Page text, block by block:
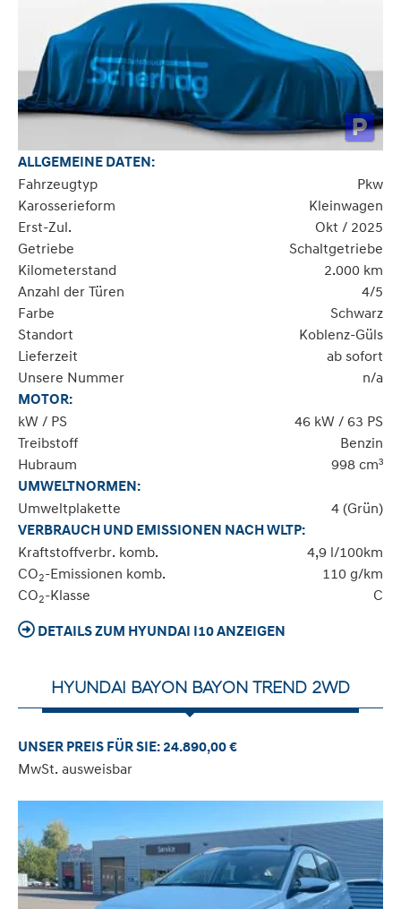
ALLGEMEINE DATEN:
Fahrzeugtyp
Pkw
Karosserieform
Kleinwagen
Erst-Zul.
Okt / 2025
Getriebe
Schaltgetriebe
Kilometerstand
2.000 km
Anzahl der Türen
4/5
Farbe
Schwarz
Standort
Koblenz-Güls
Lieferzeit
ab sofort
Unsere Nummer
n/a
MOTOR:
kW / PS
46 kW / 63 PS
Treibstoff
Benzin
Hubraum
998 cm³
UMWELTNORMEN:
Umweltplakette
4 (Grün)
VERBRAUCH UND EMISSIONEN NACH WLTP:
Kraftstoffverbr. komb.
4,9 l/100km
CO2-Emissionen komb.
110 g/km
CO2-Klasse C
DETAILS ZUM HYUNDAI I10 ANZEIGEN
HYUNDAI BAYON BAYON TREND 2WD
UNSER PREIS FÜR SIE: 24.890,00 €
MwSt. ausweisbar